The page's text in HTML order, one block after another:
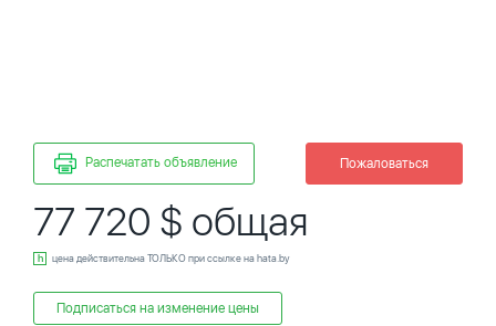
Распечатать объявление Пожаловаться
77 720 $ общая
цена действительна ТОЛЬКО при ссылке на hata.by
Подписаться на изменение цены